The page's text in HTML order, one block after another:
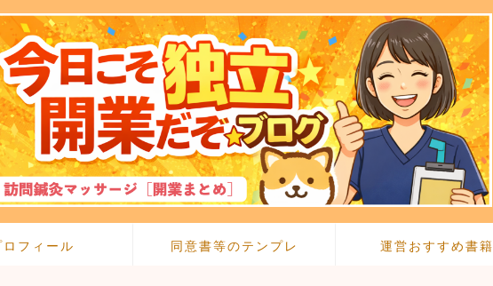
ロフィール 同意書等のテンプレ 運営おすすめ書籍